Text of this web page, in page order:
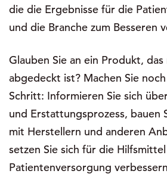
die die Ergebnisse für die
und die Branche zum Besseren
Glauben Sie an ein Produkt,
abgedeckt ist? Machen Sie
Schritt: Informieren Sie sich
und Erstattungsprozess, bauen
mit Herstellern und anderen
setzen Sie sich für die
Patientenversorgung